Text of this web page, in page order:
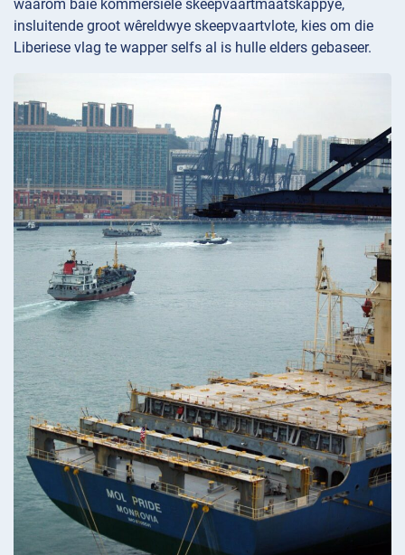
waarom baie kommersiële skeepvaartmaatskappye,
insluitende groot wêreldwye skeepvaartvlote, kies om die
Liberiese vlag te wapper selfs al is hulle elders gebaseer.